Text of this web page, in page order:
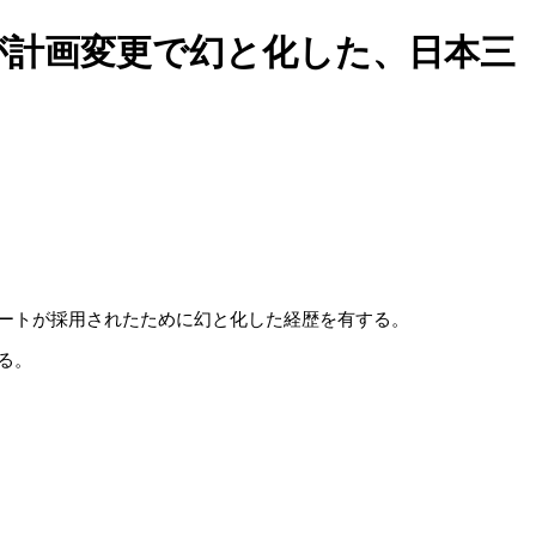
画変更で幻と化した、日本三
トが採用されたために幻と化した経歴を有する。
。